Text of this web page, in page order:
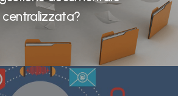
centralizzata?